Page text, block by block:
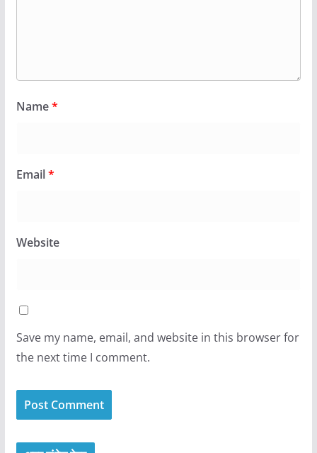
Name*
Email*
Website
Save my name, email, and website in this browser for
the next time I comment.